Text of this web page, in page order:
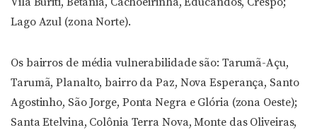
Lago Azul (zona Norte).
Os bairros de média vulnerabilidade são: Tarumã-Açu,
Tarumã, Planalto, bairro da Paz, Nova Esperança, Santo
Agostinho, São Jorge, Ponta Negra e Glória (zona Oeste);
Santa Etelvina, Colônia Terra Nova, Monte das Oliveiras,